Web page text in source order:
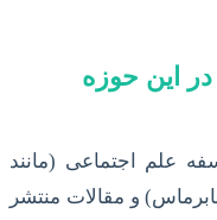
این حوزه
علم اجتماعی (مانند
و مقالات منتشر